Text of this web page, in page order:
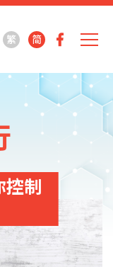
繁 简
控制